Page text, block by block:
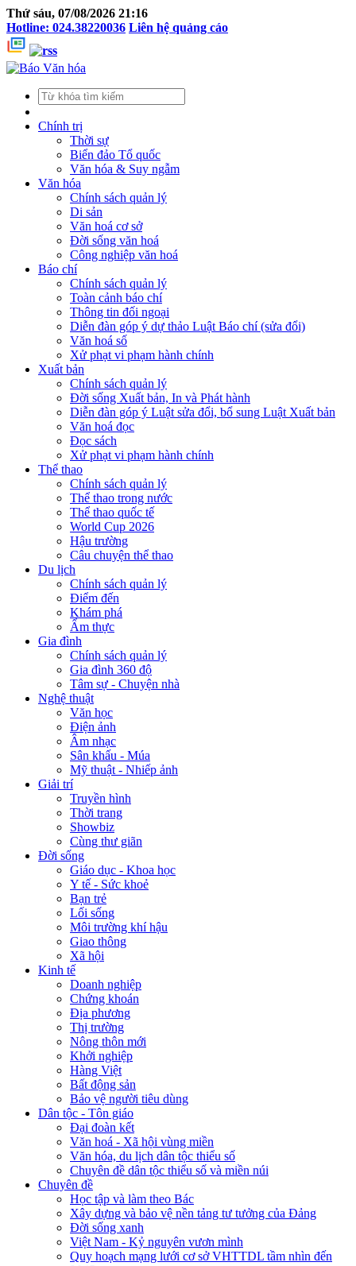
Thứ sáu, 07/08/2026 21:16
Hotline: 024.38220036 Liên hệ quảng cáo
Chính trị
Thời sự
Biển đảo Tổ quốc
Văn hóa & Suy ngẫm
Văn hóa
Chính sách quản lý
Di sản
Văn hoá cơ sở
Đời sống văn hoá
Công nghiệp văn hoá
Báo chí
Chính sách quản lý
Toàn cảnh báo chí
Thông tin đối ngoại
Diễn đàn góp ý dự thảo Luật Báo chí (sửa đổi)
Văn hoá số
Xử phạt vi phạm hành chính
Xuất bản
Chính sách quản lý
Đời sống Xuất bản, In và Phát hành
Diễn đàn góp ý Luật sửa đổi, bổ sung Luật Xuất bản
Văn hoá đọc
Đọc sách
Xử phạt vi phạm hành chính
Thể thao
Chính sách quản lý
Thể thao trong nước
Thể thao quốc tế
World Cup 2026
Hậu trường
Câu chuyện thể thao
Du lịch
Chính sách quản lý
Điểm đến
Khám phá
Ẩm thực
Gia đình
Chính sách quản lý
Gia đình 360 độ
Tâm sự - Chuyện nhà
Nghệ thuật
Văn học
Điện ảnh
Âm nhạc
Sân khấu - Múa
Mỹ thuật - Nhiếp ảnh
Giải trí
Truyền hình
Thời trang
Showbiz
Cùng thư giãn
Đời sống
Giáo dục - Khoa học
Y tế - Sức khoẻ
Bạn trẻ
Lối sống
Môi trường khí hậu
Giao thông
Xã hội
Kinh tế
Doanh nghiệp
Chứng khoán
Địa phương
Thị trường
Nông thôn mới
Khởi nghiệp
Hàng Việt
Bất động sản
Bảo vệ người tiêu dùng
Dân tộc - Tôn giáo
Đại đoàn kết
Văn hoá - Xã hội vùng miền
Văn hóa, du lịch dân tộc thiểu số
Chuyên đề dân tộc thiểu số và miền núi
Chuyên đề
Học tập và làm theo Bác
Xây dựng và bảo vệ nền tảng tư tưởng của Đảng
Đời sống xanh
Việt Nam - Kỷ nguyên vươn mình
Quy hoạch mạng lưới cơ sở VHTTDL tầm nhìn đến